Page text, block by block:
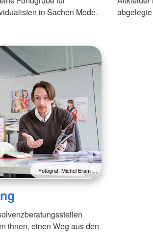
in Sachen Mode.
Fotograf: Michel Eram …
ihnen, einen Weg aus den